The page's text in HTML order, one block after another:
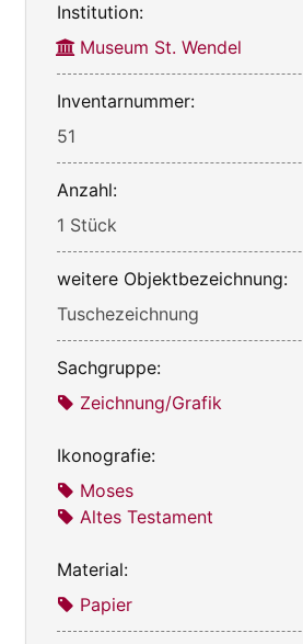
Institution:
Museum St. Wendel
Inventarnummer:
51
Anzahl:
1 Stück
weitere Objektbezeichnung:
Tuschezeichnung
Sachgruppe:
Zeichnung/Grafik
Ikonografie:
Moses
Altes Testament
Material:
Papier